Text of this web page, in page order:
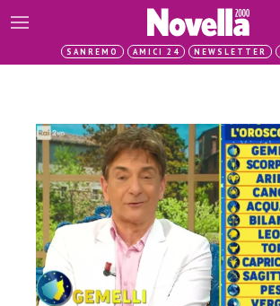
SANREMO AMICI 24 NEWSLETTER